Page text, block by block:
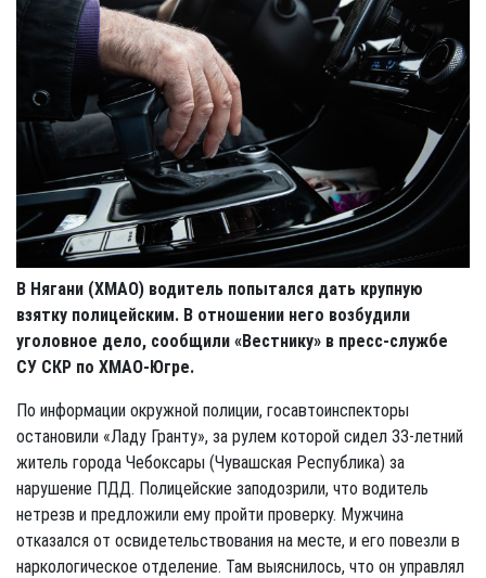
В Нягани (ХМАО) водитель попытался дать крупную
взятку полицейским. В отношении него возбудили
уголовное дело, сообщили «Вестнику» в пресс-службе
СУ СКР по ХМАО-Югре.
По информации окружной полиции, госавтоинспекторы
остановили «Ладу Гранту», за рулем которой сидел 33-летний
житель города Чебоксары (Чувашская Республика) за
нарушение ПДД. Полицейские заподозрили, что водитель
нетрезв и предложили ему пройти проверку. Мужчина
отказался от освидетельствования на месте, и его повезли в
наркологическое отделение. Там выяснилось, что он управлял